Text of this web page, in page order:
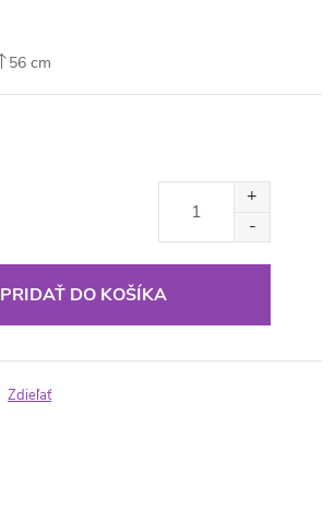
56 cm
PRIDAŤ DO KOŠÍKA
Zdieľať